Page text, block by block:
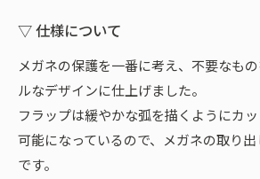
▽ 仕様について
メガネの保護を一番に考え、不要なも
ルなデザインに仕上げました。
フラップは緩やかな弧を描くようにカ
可能になっているので、メガネの取り
です。